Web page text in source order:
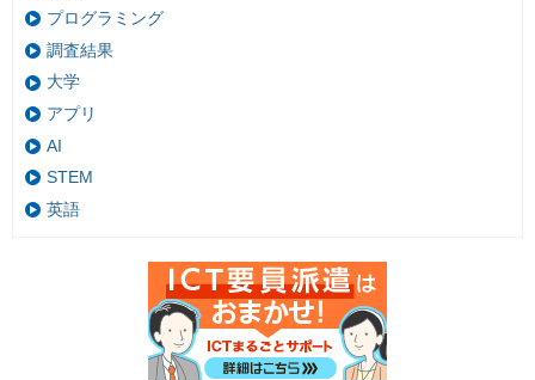
プログラミング
調査結果
大学
アプリ
AI
STEM
英語